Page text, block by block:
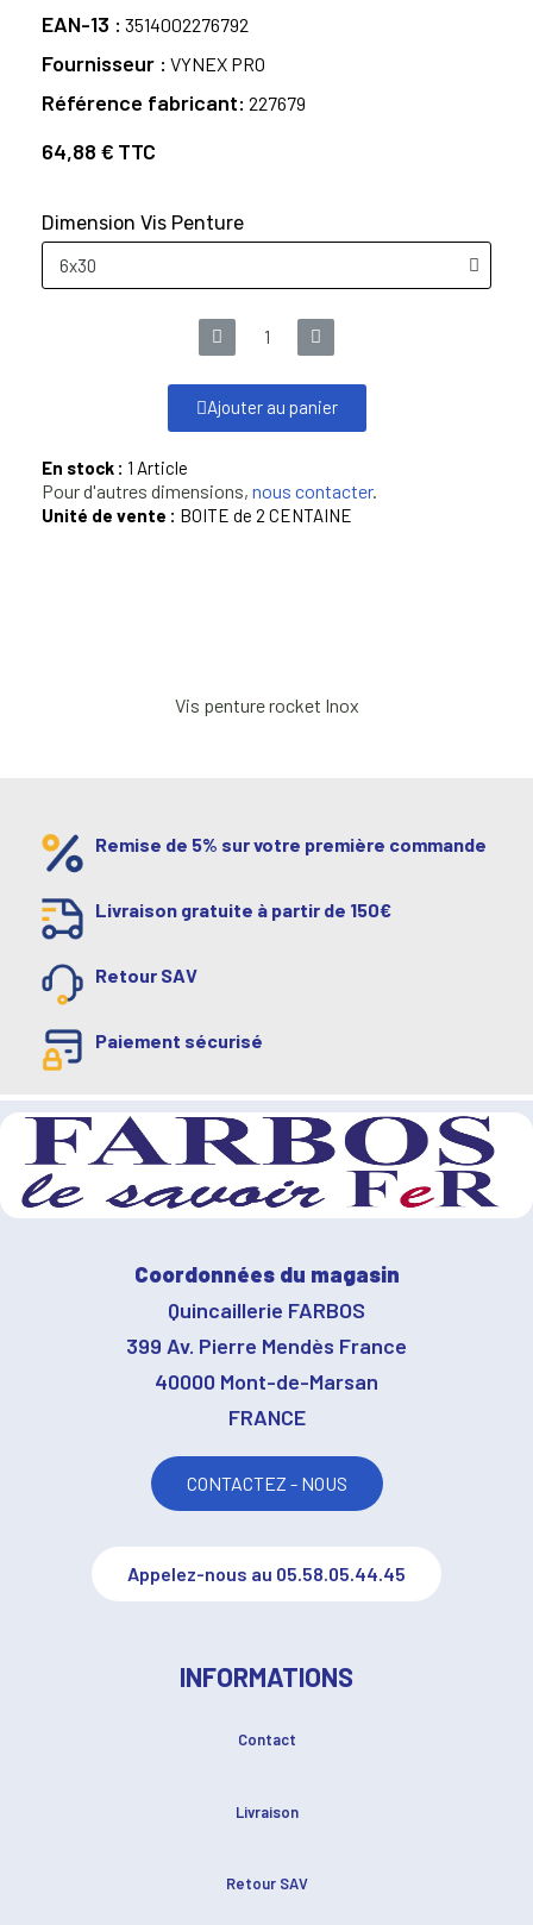
EAN-13 3514002276792
Fournisseur VYNEX PRO
Référence fabricant 227679
64,88 € TTC
Dimension Vis Penture
Ajouter au panier
En stock : 1 Article
Pour d'autres dimensions, nous contacter.
Unité de vente : BOITE de 2 CENTAINE
Vis penture rocket Inox
Remise de 5% sur votre première commande
Livraison gratuite à partir de 150€
Retour SAV
Paiement sécurisé
Coordonnées du magasin
Quincaillerie FARBOS
399 Av. Pierre Mendès France
40000 Mont-de-Marsan
FRANCE
CONTACTEZ - NOUS
Appelez-nous au 05.58.05.44.45
INFORMATIONS
Contact
Livraison
Retour SAV